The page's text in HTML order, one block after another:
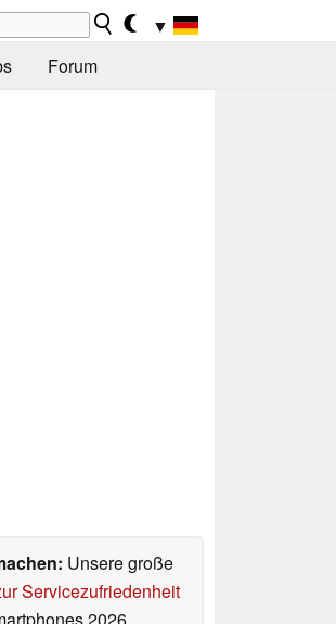
▼
Forum
Unsere große
Servicezufriedenheit